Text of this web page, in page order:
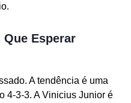
Esperar
A tendência é uma
4-3-3. A Vinicius Junior é